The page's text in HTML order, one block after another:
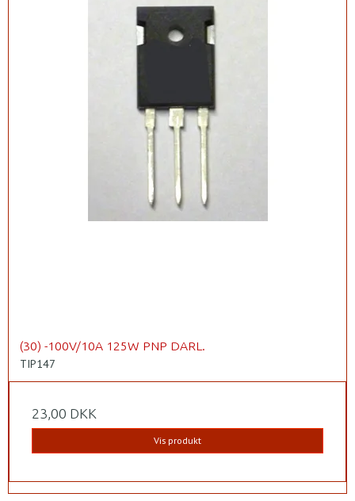
(30) -100V/10A 125W PNP DARL.
TIP147
23,00 DKK
Vis produkt